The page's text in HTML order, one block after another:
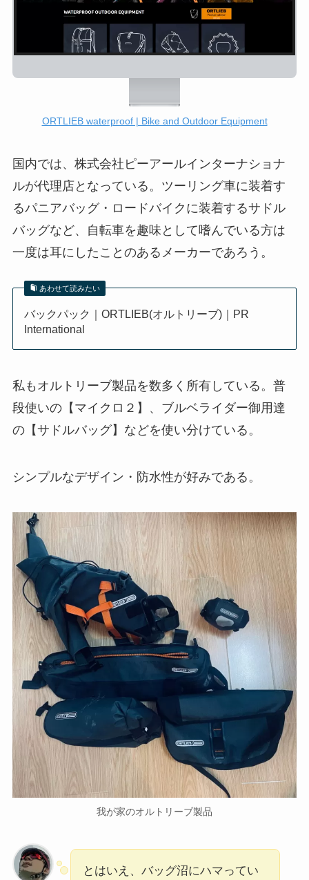
ORTLIEB waterproof | Bike and Outdoor Equipment
国内では、株式会社ピーアールインターナショナ
ルが代理店となっている。ツーリング車に装着す
るパニアバッグ・ロードバイクに装着するサドル
バッグなど、自転車を趣味として嗜んでいる方は
一度は耳にしたことのあるメーカーであろう。
あわせて読みたい
バックパック｜ORTLIEB(オルトリーブ)｜PR
International
私もオルトリーブ製品を数多く所有している。普
段使いの【マイクロ２】、ブルベライダー御用達
の【サドルバッグ】などを使い分けている。
シンプルなデザイン・防水性が好みである。
我が家のオルトリーブ製品
とはいえ、バッグ沼にハマってい